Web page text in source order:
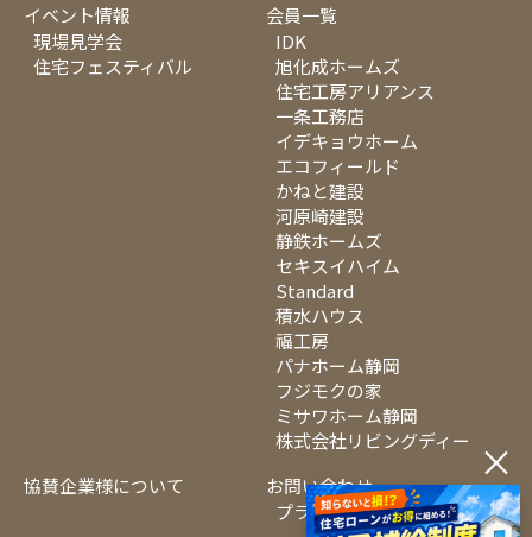
イベント情報
現場見学会
住宅フェスティバル
会員一覧
IDK
旭化成ホームズ
住宅工房アリアンス
一条工務店
イデキョウホーム
エコフィールド
かねと建設
河原崎建設
静鉄ホームズ
セキスイハイム
Standard
積水ハウス
福工房
パナホーム静岡
フジモクの家
ミサワホーム静岡
株式会社リビングディー
協賛企業様について
お問い合わせ
プライバシーポリシー
×